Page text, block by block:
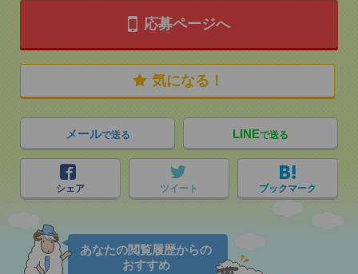
応募ページへ
気になる！
メールで送る LINEで送る
シェア ツイート ブックマーク
あなたの閲覧履歴からの
おすすめ